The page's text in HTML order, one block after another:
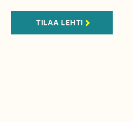
TILAA LEHTI